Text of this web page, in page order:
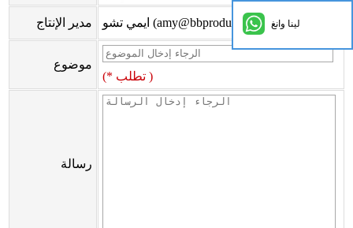
مدير الإنتاج ايمي تشو (amy@bbproducts-powerlink.com.cn)
موضوع
(* تطلب )
رسالة
لينا وانغ